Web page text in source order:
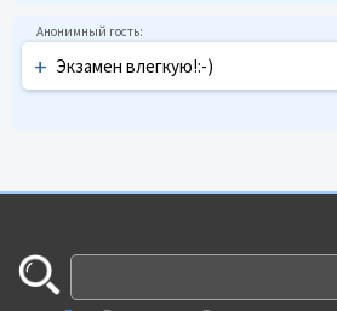
+ Экзамен влегкую!:-)